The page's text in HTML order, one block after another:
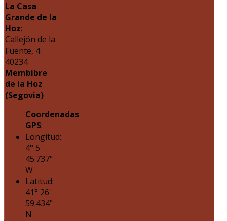
La Casa
Grande de la
Hoz:
Callejón de la
Fuente, 4
40234
Membibre
de la Hoz
(Segovia)
Coordenadas
GPS:
Longitud:
4° 5'
45.737"
W
Latitud:
41° 26'
59.434"
N